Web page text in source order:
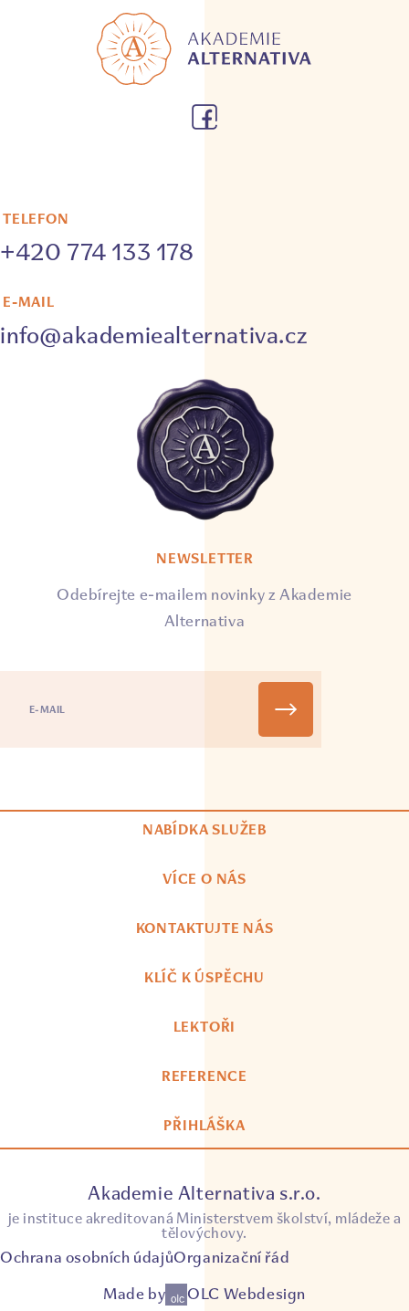
TELEFON
+420 774 133 178
E-MAIL
info@akademiealternativa.cz
NEWSLETTER
Odebírejte e-mailem novinky z Akademie
Alternativa
NABÍDKA SLUŽEB
VÍCE O NÁS
KONTAKTUJTE NÁS
KLÍČ K ÚSPĚCHU
LEKTOŘI
REFERENCE
PŘIHLÁŠKA
Akademie Alternativa s.r.o.
je instituce akreditovaná Ministerstvem školství, mládeže a
tělovýchovy.
Ochrana osobních údajůOrganizační řád
Made by
OLC Webdesign